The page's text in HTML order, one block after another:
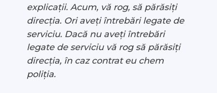
explicații. Acum, vă rog, să părăsiți
direcția. Ori aveți întrebări legate de
serviciu. Dacă nu aveți întrebări
legate de serviciu vă rog să părăsiți
direcția, în caz contrat eu chem
poliția.